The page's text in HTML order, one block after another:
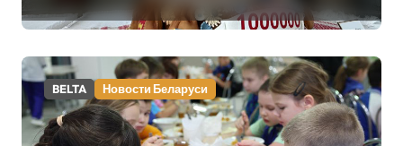
Молодечно о 50-
килограммовом каравае для
Дворца Независимости
BELTA Новости Беларуси